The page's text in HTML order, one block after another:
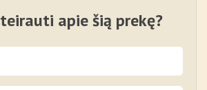
apie šią prekę?